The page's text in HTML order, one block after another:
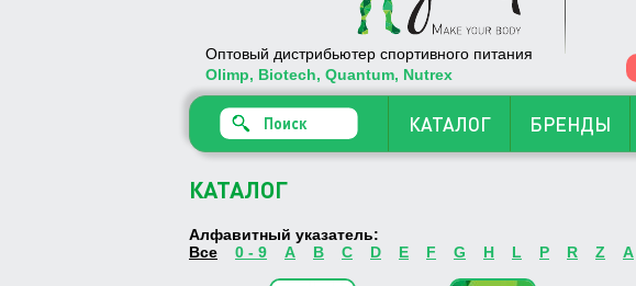
Оптовый дистрибьютер спортивного питания
Olimp, Biotech, Quantum, Nutrex
КАТАЛОГ БРЕНДЫ
КАТАЛОГ
Алфавитный указатель:
Все
0 - 9 A B C D E F G H L P R Z А